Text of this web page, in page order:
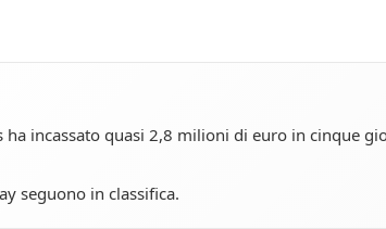
incassato quasi 2,8 milioni di euro in cinque
seguono in classifica.